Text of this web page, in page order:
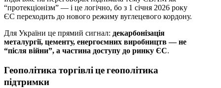
“протекціонізм” — і це логічно, бо з 1 січня 2026 року
ЄС переходить до нового режиму вуглецевого кордону.
Для України це прямий сигнал: декарбонізація
металургії, цементу, енергоємних виробництв — не
“після війни”, а частина доступу до ринку ЄС.
Геополітика торгівлі це геополітика
підтримки